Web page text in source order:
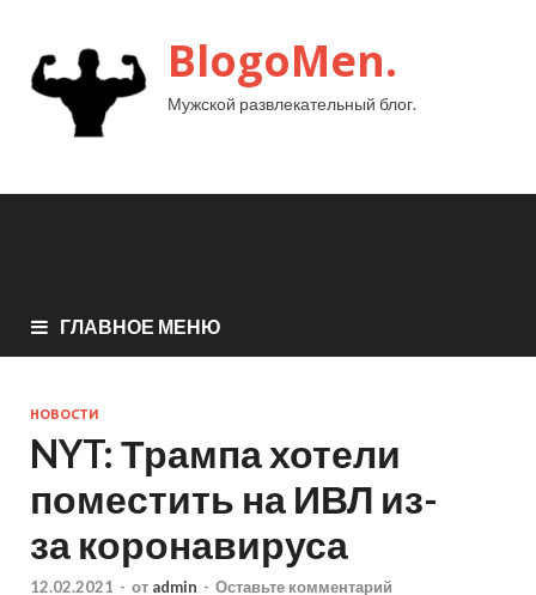
BlogoMen.
Мужской развлекательный блог.
ГЛАВНОЕ МЕНЮ
НОВОСТИ
NYT: Трампа хотели
поместить на ИВЛ из-
за коронавируса
12.02.2021 - от admin - Оставьте комментарий